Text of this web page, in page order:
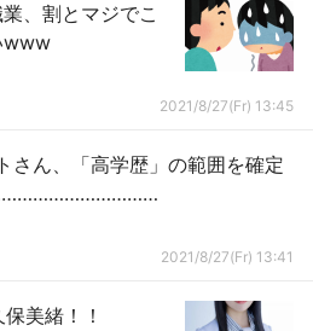
、割とマジでこ
www
2021/8/27(Fr) 13:45
さん、「高学歴」の範囲を確定
2021/8/27(Fr) 13:41
美緒！！